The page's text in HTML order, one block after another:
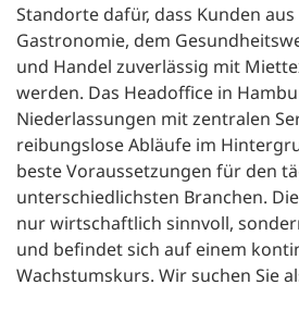
Standorte dafür, dass Kunden
Gastronomie, dem
und Handel zuverlässig mit
werden. Das Headoffice in
Niederlassungen mit zentralen
reibungslose Abläufe im
beste Voraussetzungen für den
unterschiedlichsten Branchen.
nur wirtschaftlich sinnvoll,
und befindet sich auf einem
Wachstumskurs. Wir suchen Sie